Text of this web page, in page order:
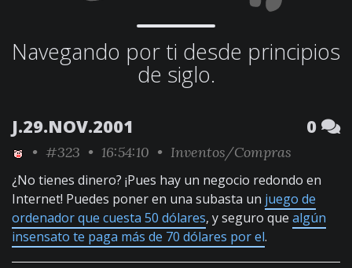
Navegando por ti desde principios
de siglo.
J.29.NOV.2001 0
• #323 • 16:54:10 • Inventos/Compras
¿No tienes dinero? ¡Pues hay un negocio redondo en
Internet! Puedes poner en una subasta un juego de
ordenador que cuesta 50 dólares, y seguro que algún
insensato te paga más de 70 dólares por el.